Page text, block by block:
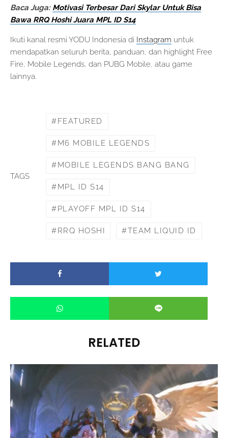
Baca Juga: Motivasi Terbesar Dari Skylar Untuk Bisa
Bawa RRQ Hoshi Juara MPL ID S14
Ikuti kanal resmi YODU Indonesia di Instagram untuk
mendapatkan seluruh berita, panduan, dan highlight Free
Fire, Mobile Legends, dan PUBG Mobile, atau game
lainnya.
TAGS
FEATURED
M6 MOBILE LEGENDS
MOBILE LEGENDS BANG BANG
MPL ID S14
PLAYOFF MPL ID S14
RRQ HOSHI TEAM LIQUID ID
RELATED